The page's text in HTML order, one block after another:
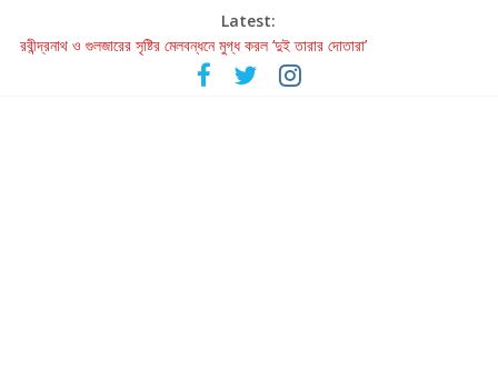
Latest:
রবীন্দ্রনাথ ও গুলজারের সৃষ্টির মেলবন্ধনে মুগ্ধ করল ‘দুই তারার দোতারা’
কলের গান থেকে রীলস্ — বাঙালির গান শোনার বিবর্তনের গল্প
জগন্নাথমঙ্গলম্ — বাংলায় প্রথমবার মঞ্চে এবার রথযাত্রার উদযাপন